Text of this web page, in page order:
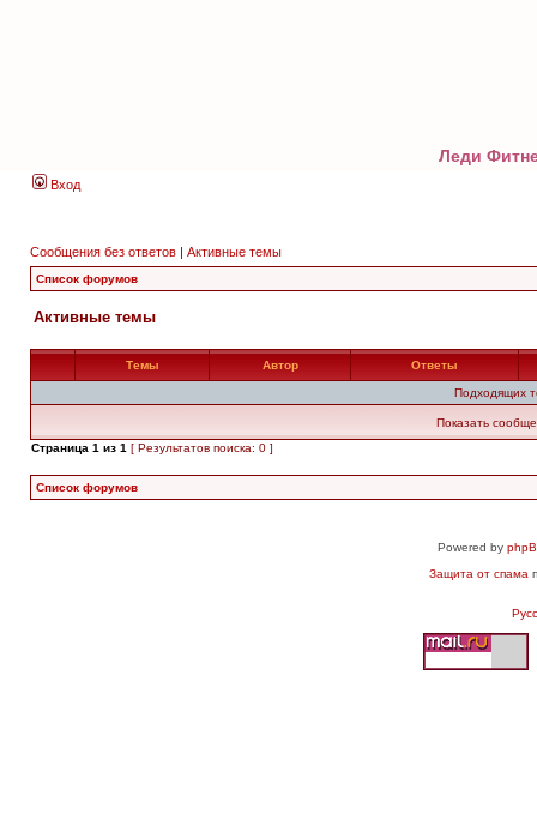
Леди
Вход
Сообщения без ответов | Активные темы
Список форумов
Активные темы
Темы Автор Ответы
Подходящих
Показать
Страница 1 из 1 [ Результатов поиска: 0 ]
Список форумов
Powered by
Защита от спама